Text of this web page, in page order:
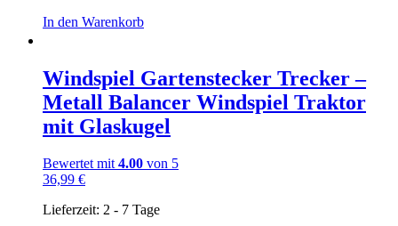
In den Warenkorb
Windspiel Gartenstecker Trecker –
Metall Balancer Windspiel Traktor
mit Glaskugel
Bewertet mit4.00 von 5
36,99 €
Lieferzeit: 2 - 7 Tage